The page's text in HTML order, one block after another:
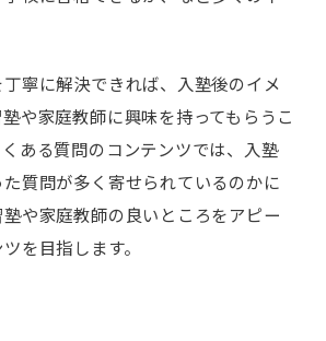
寧に解決できれば、入塾後のイメ
や家庭教師に興味を持ってもらうこ
ある質問のコンテンツでは、入塾
質問が多く寄せられているのかに
や家庭教師の良いところをアピー
を目指します。